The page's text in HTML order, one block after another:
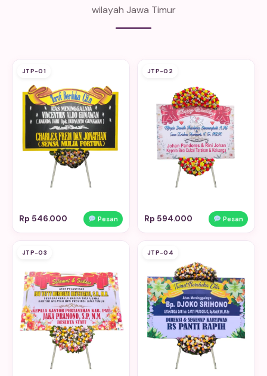
wilayah Jawa Timur
JTP-01
Rp 546.000 Pesan
JTP-02
Rp 594.000 Pesan
JTP-03 JTP-04